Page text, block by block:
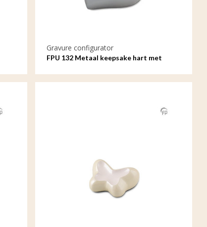
Gravure configurator
FPU 132 Metaal keepsake hart met